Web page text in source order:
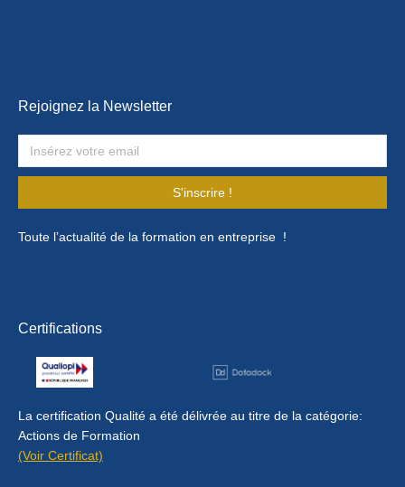
Rejoignez la Newsletter
S'inscrire !
Toute l’actualité de la formation en entreprise !
Certifications
La certification Qualité a été délivrée au titre de la catégorie:
Actions de Formation
(Voir Certificat)